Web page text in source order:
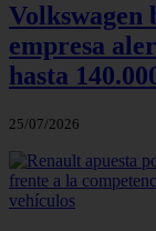
Volkswagen
empresa
hasta
25/07/2026